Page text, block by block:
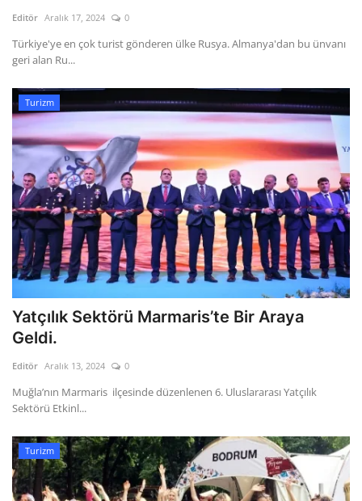
Sağlık
Ekonomi
Gündem
Dünya
Editör Aralık 17, 2024 0
Türkiye'ye en çok turist gönderen ülke Rusya. Almanya'dan bu ünvanı
geri alan Ru...
Turizm
Yatçılık Sektörü Marmaris’te Bir Araya
Geldi.
Editör Aralık 13, 2024 0
Muğla’nın Marmaris ilçesinde düzenlenen 6. Uluslararası Yatçılık
Sektörü Etkinl...
Turizm